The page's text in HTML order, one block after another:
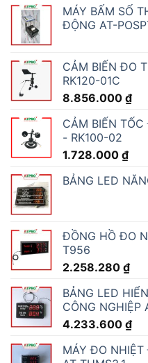
MÁY BẤM SỐ
ĐỘNG AT-
CẢM BIẾN ĐO
RK120-01C
8.856.000 ₫
CẢM BIẾN
- RK100-02
1.728.000 ₫
BẢNG LED
ĐỒNG HỒ ĐO
T956
2.258.280 ₫
BẢNG LED
CÔNG NGHIỆP
4.233.600 ₫
MÁY ĐO